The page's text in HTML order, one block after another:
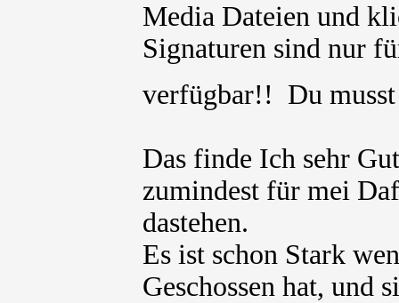
Media Dateien und
Signaturen sind nur
verfügbar!! Du
Das finde Ich sehr
zumindest für mei
dastehen.
Es ist schon Stark
Geschossen hat, und